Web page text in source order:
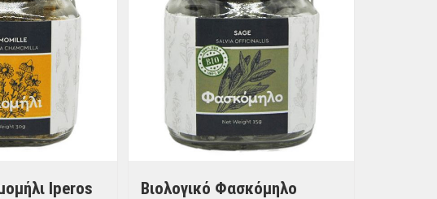
Iperos
Βιολογικό Φασκόμηλο